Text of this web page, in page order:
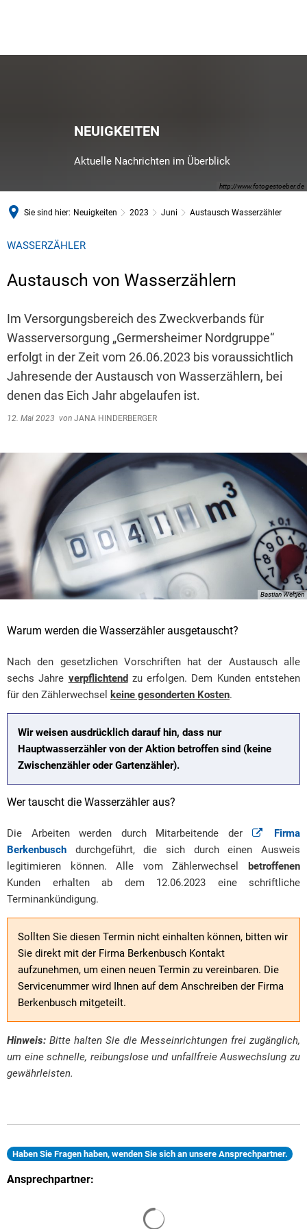
http://www.fotogestoeber.de
NEUIGKEITEN
Aktuelle Nachrichten im Überblick
Sie sind hier: Neuigkeiten 2023 Juni Austausch Wasserzähler
WASSERZÄHLER
Austausch von Wasserzählern
Im Versorgungsbereich des Zweckverbands für
Wasserversorgung „Germersheimer Nordgruppe“
erfolgt in der Zeit vom 26.06.2023 bis voraussichtlich
Jahresende der Austausch von Wasserzählern, bei
denen das Eich Jahr abgelaufen ist.
12. Mai 2023 von JANA HINDERBERGER
Bastian Weltjen
Warum werden die Wasserzähler ausgetauscht?
Nach den gesetzlichen Vorschriften hat der Austausch alle
sechs Jahre verpflichtendzu erfolgen. Dem Kunden entstehen
für den Zählerwechsel
keine gesonderten Kosten.
Wir weisen ausdrücklich darauf hin, dass nur
Hauptwasserzähler von der Aktion betroffen sind (keine
Zwischenzähler oder Gartenzähler).
Wer tauscht die Wasserzähler aus?
Die Arbeiten werden durch Mitarbeitende der
Firma
Berkenbusch
durchgeführt, die sich durch einen Ausweis
legitimieren können. Alle vom Zählerwechsel betroffenen
Kunden erhalten ab dem 12.06.2023 eine schriftliche
Terminankündigung.
Sollten Sie diesen Termin nicht einhalten können, bitten wir
Sie direkt mit der Firma Berkenbusch Kontakt
aufzunehmen, um einen neuen Termin zu vereinbaren. Die
Servicenummer wird Ihnen auf dem Anschreiben der Firma
Berkenbusch mitgeteilt.
Hinweis: Bitte halten Sie die Messeinrichtungen frei zugänglich,
um eine schnelle, reibungslose und unfallfreie Auswechslung zu
gewährleisten.
Haben Sie Fragen haben, wenden Sie sich an unsere Ansprechpartner.
Ansprechpartner: